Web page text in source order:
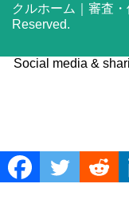
クルホーム｜審査
Reserved.
Social media &